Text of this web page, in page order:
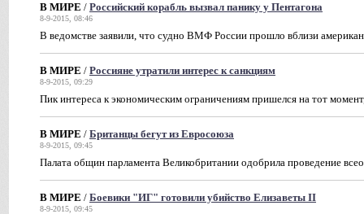
В МИРЕ / Российский корабль вызвал панику у Пентагона
8-9-2015, 08:46
В ведомстве заявили, что судно ВМФ России прошло вблизи
В МИРЕ / Россияне утратили интерес к санкциям
8-9-2015, 09:29
Пик интереса к экономическим ограничениям пришелся на тот
В МИРЕ / Британцы бегут из Евросоюза
8-9-2015, 09:45
Палата общин парламента Великобритании одобрила проведение
В МИРЕ / Боевики "ИГ" готовили убийство Елизаветы II
8-9-2015, 09:45